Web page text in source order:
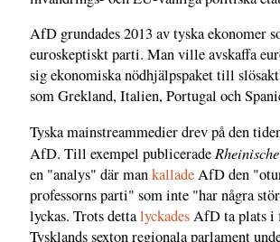
AfD grundades 2013 av tyska ekonomer
euroskeptiskt parti. Man ville avskaffa
sig ekonomiska nödhjälpspaket till
som Grekland, Italien, Portugal och
Tyska mainstreammedier drev på den
AfD. Till exempel publicerade
en "analys" där mankalladeAfD den
professorns parti" som inte "har några
lyckas. Trots dettalyckadesAfD ta plats i
Tysklands sexton regionala parlament